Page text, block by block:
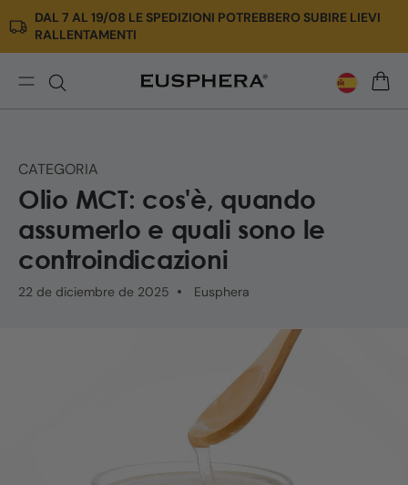
Ir
directamente
al
contenido
DAL 7 AL 19/08 LE SPEDIZIONI POTREBBERO SUBIRE LIEVI
RALLENTAMENTI
perché
usa
con
CBD
CATEGORIA
Olio MCT: cos'è, quando
assumerlo e quali sono le
controindicazioni
22 de diciembre de 2025 Eusphera